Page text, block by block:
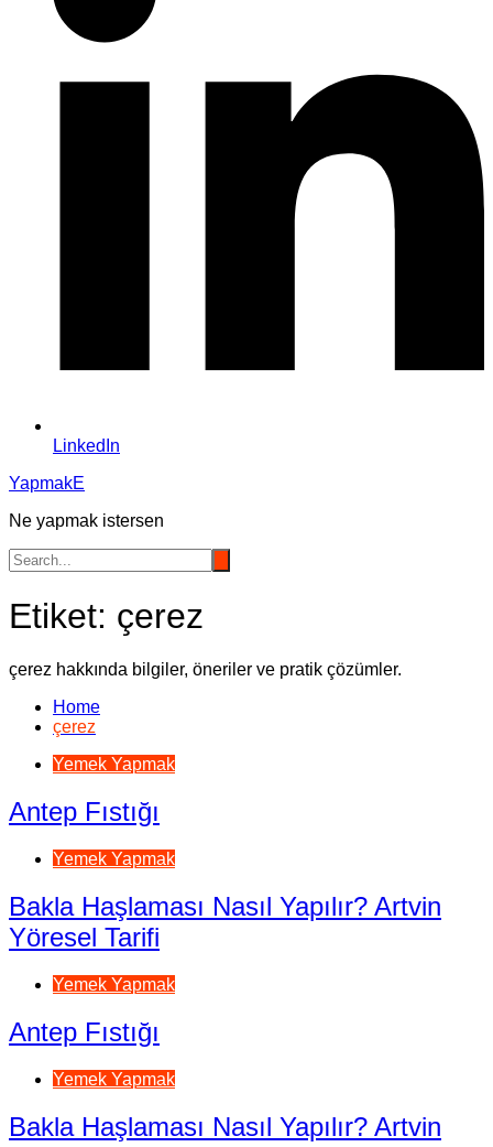
LinkedIn
YapmakE
Ne yapmak istersen
Etiket: çerez
çerez hakkında bilgiler, öneriler ve pratik çözümler.
Home
çerez
Yemek Yapmak
Antep Fıstığı
Yemek Yapmak
Bakla Haşlaması Nasıl Yapılır? Artvin
Yöresel Tarifi
Yemek Yapmak
Antep Fıstığı
Yemek Yapmak
Bakla Haşlaması Nasıl Yapılır? Artvin